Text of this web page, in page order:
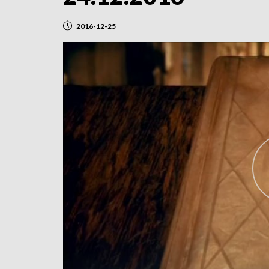
2016-12-25